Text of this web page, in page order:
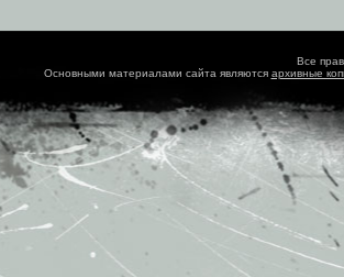
Все
Основными материалами сайта являются архивные